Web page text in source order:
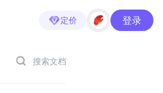
定价 登录
搜索文档